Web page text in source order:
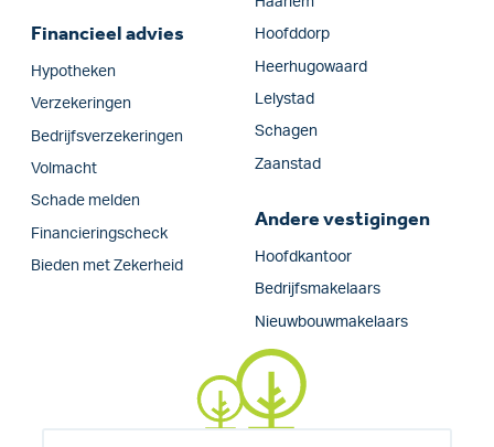
Financieel advies
Hypotheken
Verzekeringen
Bedrijfs­verzekeringen
Volmacht
Schade melden
Financieringscheck
Bieden met Zekerheid
Hoofddorp
Heerhugowaard
Lelystad
Schagen
Zaanstad
Andere vestigingen
Hoofdkantoor
Bedrijfsmakelaars
Nieuwbouwmakelaars